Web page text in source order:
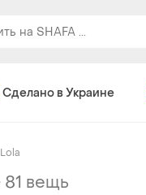
Сделано в Украине
81 вещь